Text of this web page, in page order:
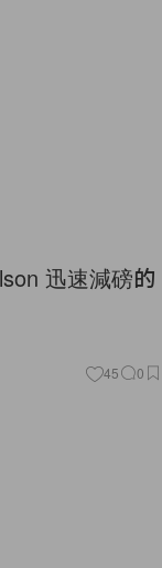
迅速減磅的
45 0